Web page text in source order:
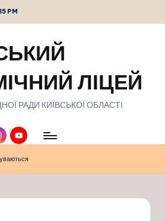
PM
ЛІЦЕЙ
РАДИ КИЇВСЬКОЇ ОБЛАСТІ
youtube.com